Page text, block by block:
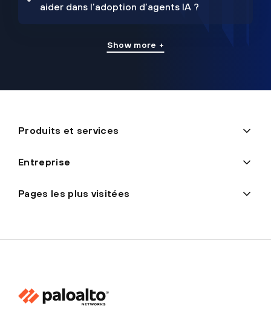
aider dans l’adoption d’agents IA ?
Show more +
Produits et services
Entreprise
Pages les plus visitées